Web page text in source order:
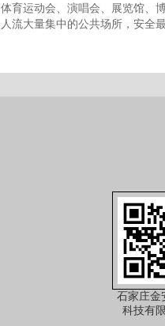
体育运动会、演唱会、展览馆、
人流大量集中的公共场所，安全
时还需要考虑最多人流量的问题
石家庄金
科技有